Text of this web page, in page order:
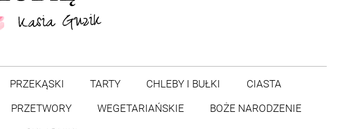
PRZEKĄSKI TARTY CHLEBY I BUŁKI
CIASTA
PRZETWORY WEGETARIAŃSKIE
BOŻE NARODZENIE